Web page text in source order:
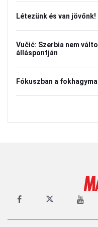
Létezünk és van jövőnk!
Vučić: Szerbia nem
álláspontján
Fókuszban a fokhagyma